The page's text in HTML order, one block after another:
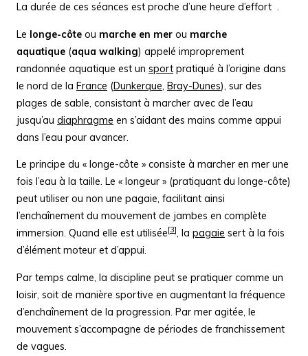
La durée de ces séances est proche d’une heure d’effort .
Le longe-côte ou marche en merou marche
aquatique (aqua walking) appelé improprement
randonnée aquatique est unsport pratiqué à l’origine dans
le nord de laFrance (Dunkerque ,Bray-Dunes), sur des
plages de sable, consistant à marcher avec de l’eau
jusqu’audiaphragme en s’aidant des mains comme appui
dans l’eau pour avancer.
Le principe du « longe-côte » consiste à marcher en mer une
fois l’eau à la taille. Le « longeur » (pratiquant du longe-côte)
peut utiliser ou non une pagaie, facilitant ainsi
l’enchaînement du mouvement de jambes en complète
immersion. Quand elle est utilisée[3], lapagaie sert à la fois
d’élément moteur et d’appui.
Par temps calme, la discipline peut se pratiquer comme un
loisir, soit de manière sportive en augmentant la fréquence
d’enchaînement de la progression. Par mer agitée, le
mouvement s’accompagne de périodes de franchissement
de vagues.